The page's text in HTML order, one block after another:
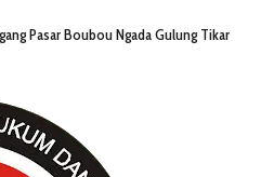
Pasar Boubou Ngada Gulung Tikar